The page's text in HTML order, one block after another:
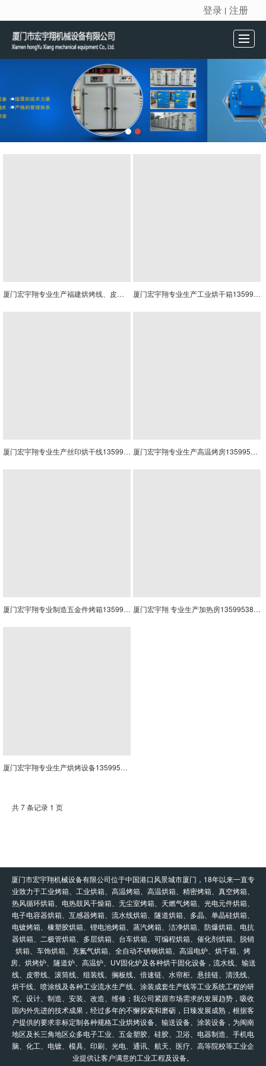
很遗憾，因您的浏览器版本过低导致无法获得最佳浏览体验，推荐下载安装谷歌浏览器！
登录 丨 注册
新闻动态 公司介绍 留言反馈 联系我们
厦门宏宇翔专业生产福建烘烤线、皮带烘烤线 厦门宏宇翔专业生产工业烘干箱13599538867
厦门宏宇翔专业生产丝印烘干线13599538867 厦门宏宇翔专业生产高温烤房13599538867
厦门宏宇翔专业制造五金件烤箱13599538867 厦门宏宇翔 专业生产加热房13599538867
厦门宏宇翔专业生产烘烤设备13599538867
共 7 条记录 1 页
厦门市宏宇翔机械设备有限公司位于中国港口风景城市厦门，18年以来一直专
业致力于工业烤箱、工业烘箱、高温烤箱、高温烘箱、精密烤箱、真空烤箱、
热风循环烘箱、电热鼓风干燥箱、无尘室烤箱、天燃气烤箱、光电元件烘箱、
电子电容器烘箱、互感器烤箱、流水线烘箱、隧道烘箱、多晶、单晶硅烘箱、
电镀烤箱、橡塑胶烘箱、锂电池烤箱、蒸汽烤箱、洁净烘箱、防爆烘箱、电抗
器烘箱、二极管烘箱、多层烘箱、台车烘箱、可编程烘箱、催化剂烘箱、脱销
烘箱、车饰烘箱、充氮气烘箱、全自动不锈钢烘箱、高温电炉、烘干箱、烤
房、烘烤炉、隧道炉、高温炉、UV固化炉及各种烘干固化设备，流水线、输送
线、皮带线、滚筒线、组装线、搁板线、倍速链、水帘柜、悬挂链、清洗线、
烘干线、喷涂线及各种工业流水生产线、涂装成套生产线等工业系统工程的研
究、设计、制造、安装、改造、维修；我公司紧跟市场需求的发展趋势，吸收
国内外先进的技术成果，经过多年的不懈探索和磨砺，日臻发展成熟，根据客
户提供的要求非标定制各种规格工业烘烤设备、输送设备、涂装设备，为闽南
地区及长三角地区众多电子工业、五金塑胶、硅胶、卫浴、电器制造、手机电
脑、化工、电镀、模具、印刷、光电、通讯、航天、医疗、高等院校等工业企
业提供让客户满意的工业工程及设备。